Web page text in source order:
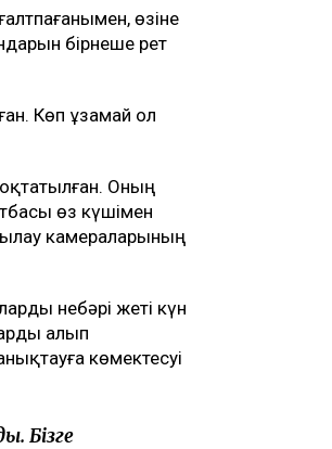
өзіне
бірнеше рет
Көп ұзамай ол
Оның
өз күшімен
камераларының
небәрі жеті күн
алып
көмектесуі
Бізге